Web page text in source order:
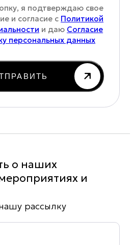
я подтверждаю свое
и согласие с Политикой
и даю Согласие
персональных данных
о наших
и
рассылку